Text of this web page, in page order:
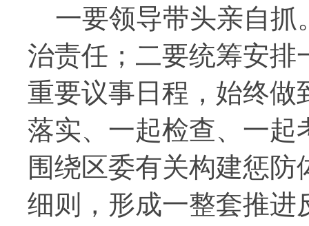
一要领导带头亲自抓
治责任；二要统筹安排
重要议事日程，始终做
落实、一起检查、一起
围绕区委有关构建惩防
细则，形成一整套推进